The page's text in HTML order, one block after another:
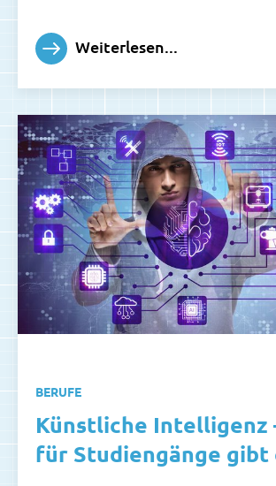
Weiterlesen...
BERUFE
Künstliche Intelligenz
für Studiengänge gibt